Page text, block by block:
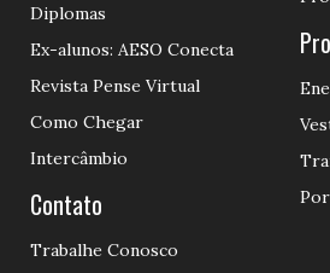
Diplomas
Ex-alunos: AESO Conecta
Revista Pense Virtual
Como Chegar
Intercâmbio
Contato
Trabalhe Conosco